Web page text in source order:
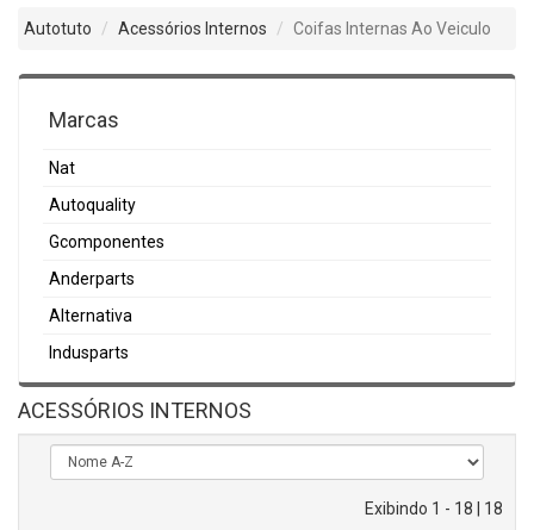
Autotuto Acessórios Internos Coifas Internas Ao Veiculo
Marcas
Nat
Autoquality
Gcomponentes
Anderparts
Alternativa
Indusparts
ACESSÓRIOS INTERNOS
Exibindo 1 - 18 | 18